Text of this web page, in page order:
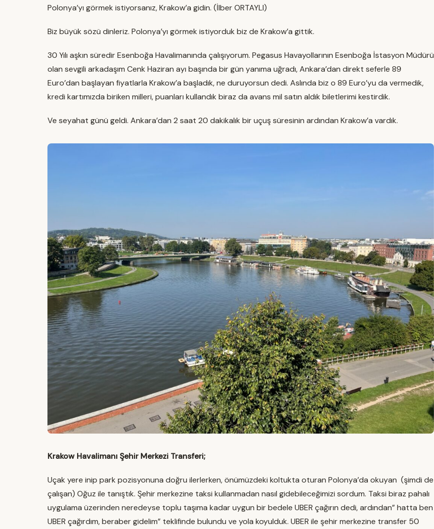
Polonya’yı görmek istiyorsanız, Krakow’a gidin. (İlber ORTAYLI)
Biz büyük sözü dinleriz. Polonya’yı görmek istiyorduk biz de Krakow’a gittik.
30 Yılı aşkın süredir Esenboğa Havalimanında çalışıyorum. Pegasus Havayollarının Esenboğa İstasyon Müdürü
olan sevgili arkadaşım Cenk Haziran ayı başında bir gün yanıma uğradı, Ankara’dan direkt seferle 89
Euro’dan başlayan fiyatlarla Krakow’a başladık, ne duruyorsun dedi. Aslında biz o 89 Euro’yu da vermedik,
kredi kartımızda biriken milleri, puanları kullandık biraz da avans mil satın aldık biletlerimi kestirdik.
Ve seyahat günü geldi. Ankara’dan 2 saat 20 dakikalık bir uçuş süresinin ardından Krakow’a vardık.
Krakow Havalimanı Şehir Merkezi Transferi;
Uçak yere inip park pozisyonuna doğru ilerlerken, önümüzdeki koltukta oturan Polonya’da okuyan (şimdi de
çalışan) Oğuz ile tanıştık. Şehir merkezine taksi kullanmadan nasıl gidebileceğimizi sordum. Taksi biraz pahalı
uygulama üzerinden neredeyse toplu taşıma kadar uygun bir bedele UBER çağırın dedi, ardından” hatta ben
UBER çağırdım, beraber gidelim” teklifinde bulundu ve yola koyulduk. UBER ile şehir merkezine transfer 50